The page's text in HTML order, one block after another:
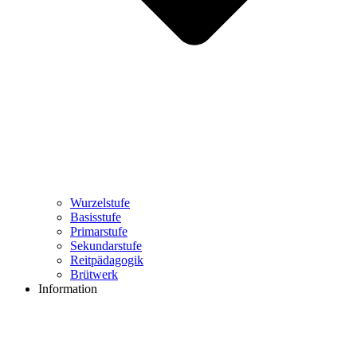
Wurzelstufe
Basisstufe
Primarstufe
Sekundarstufe
Reitpädagogik
Brütwerk
Information